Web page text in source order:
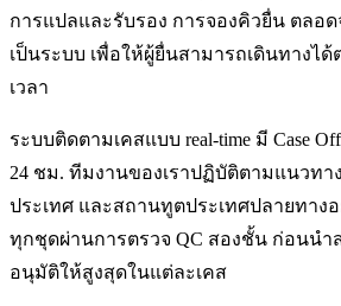
การแปลและรับรอง การจองคิวยื่น ตลอ
เป็นระบบ เพื่อให้ผู้ยื่นสามารถเดินทางได้
เวลา
ระบบติดตามเคสแบบ real-time มี Case
24 ชม. ทีมงานของเราปฏิบัติตามแนวทา
ประเทศ และสถานทูตประเทศปลายทางอ
ทุกชุดผ่านการตรวจ QC สองชั้น ก่อนนำ
อนุมัติให้สูงสุดในแต่ละเคส